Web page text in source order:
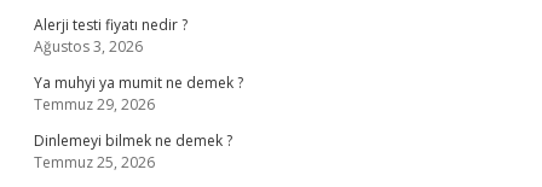
Alerji testi fiyatı nedir ?
Ağustos 3, 2026
Ya muhyi ya mumit ne demek ?
Temmuz 29, 2026
Dinlemeyi bilmek ne demek ?
Temmuz 25, 2026